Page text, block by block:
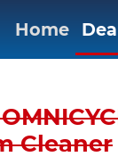
Home
Cleaner